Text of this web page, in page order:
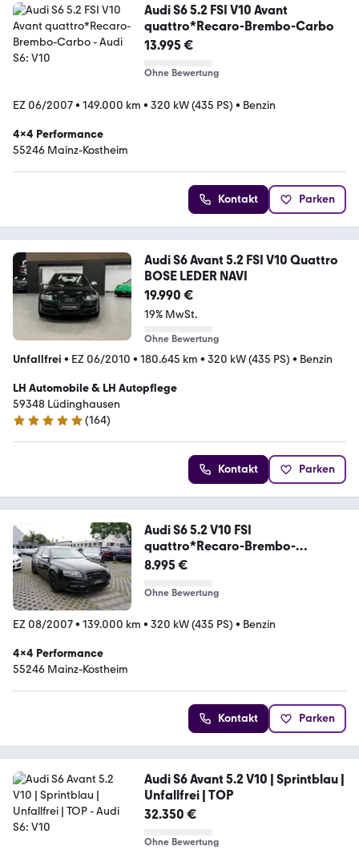
Audi S6 5.2 FSI V10 Avant
quattro*Recaro-Brembo-Carbo
13.995 €
Ohne Bewertung
EZ 06/2007• 149.000 km • 320 kW (435 PS) • Benzin
4x4 Performance
55246 Mainz-Kostheim
Kontakt Parken
Audi S6 Avant 5.2 FSI V10 Quattro
BOSE LEDER NAVI
19.990 €
19% MwSt.
Ohne Bewertung
Unfallfrei • EZ 06/2010 • 180.645 km • 320 kW (435 PS) • Benzin
LH Automobile & LH Autopflege
59348 Lüdinghausen
4.8 Sterne
(164)
Kontakt Parken
Audi S6 5.2 V10 FSI
quattro*Recaro-Brembo-
Carbon*
8.995 €
Ohne Bewertung
EZ 08/2007• 139.000 km • 320 kW (435 PS) • Benzin
4x4 Performance
55246 Mainz-Kostheim
Kontakt Parken
Audi S6 Avant 5.2 V10 | Sprintblau |
Unfallfrei | TOP
32.350 €
Ohne Bewertung